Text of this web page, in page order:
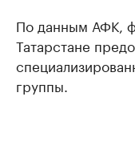
По данным АФК,
Татарстане
группы.